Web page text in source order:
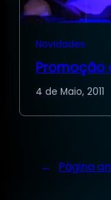
Novidades
Promoção
4 de Maio, 2011
← Página